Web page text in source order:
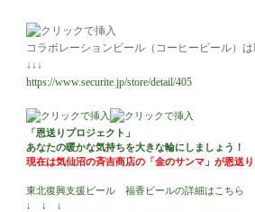
コラボレーションビール（コーヒービール）
↓↓↓
https://www.securite.jp/store/detail/405
「恩送りプロジェクト」
あなたの暖かな気持ちを大きな輪にしましょう！
現在は気仙沼の斉吉商店の「金のサンマ」が恩送り
東北復興支援ビール 福香ビールの詳細はこちら
↓ ↓ ↓